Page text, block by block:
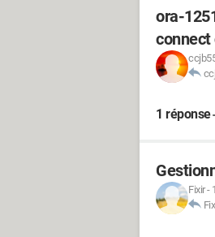
ora-
connect
1 réponse
Fixir-